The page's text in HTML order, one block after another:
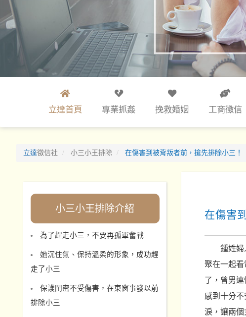
立達首頁 專業抓姦 挽救婚姻 工商徵信
立達徵信社 小三小王排除 在傷害到被背叛者前，搶先排除小三！
在傷害
鍾姓婦
聚在一起
了，曾男
感到十分
淚，讓兩個
小三小王排除介紹
為了趕走小三，不要再孤軍奮戰
她沉住氣、保持溫柔的形象，成功趕
走了小三
保護閨密不受傷害，在東窗事發以前
排除小三